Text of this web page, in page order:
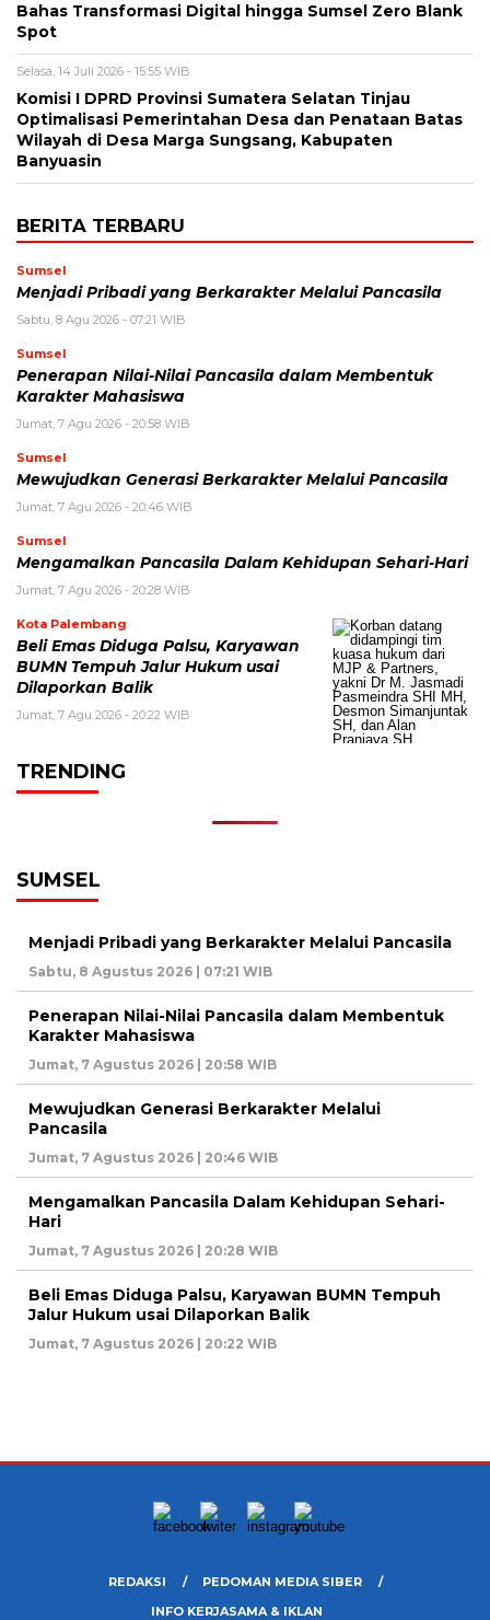
Bahas Transformasi Digital hingga Sumsel Zero Blank
Spot
Selasa, 14 Juli 2026 - 15:55 WIB
Komisi I DPRD Provinsi Sumatera Selatan Tinjau
Optimalisasi Pemerintahan Desa dan Penataan Batas
Wilayah di Desa Marga Sungsang, Kabupaten
Banyuasin
BERITA TERBARU
Sumsel
Menjadi Pribadi yang Berkarakter Melalui Pancasila
Sabtu, 8 Agu 2026 - 07:21 WIB
Sumsel
Penerapan Nilai-Nilai Pancasila dalam Membentuk
Karakter Mahasiswa
Jumat, 7 Agu 2026 - 20:58 WIB
Sumsel
Mewujudkan Generasi Berkarakter Melalui Pancasila
Jumat, 7 Agu 2026 - 20:46 WIB
Sumsel
Mengamalkan Pancasila Dalam Kehidupan Sehari-Hari
Jumat, 7 Agu 2026 - 20:28 WIB
Kota Palembang
Beli Emas Diduga Palsu, Karyawan
BUMN Tempuh Jalur Hukum usai
Dilaporkan Balik
Jumat, 7 Agu 2026 - 20:22 WIB
TRENDING
SUMSEL
Menjadi Pribadi yang Berkarakter Melalui Pancasila
Sabtu, 8 Agustus 2026 | 07:21 WIB
Penerapan Nilai-Nilai Pancasila dalam Membentuk
Karakter Mahasiswa
Jumat, 7 Agustus 2026 | 20:58 WIB
Mewujudkan Generasi Berkarakter Melalui
Pancasila
Jumat, 7 Agustus 2026 | 20:46 WIB
Mengamalkan Pancasila Dalam Kehidupan Sehari-
Hari
Jumat, 7 Agustus 2026 | 20:28 WIB
Beli Emas Diduga Palsu, Karyawan BUMN Tempuh
Jalur Hukum usai Dilaporkan Balik
Jumat, 7 Agustus 2026 | 20:22 WIB
REDAKSI
PEDOMAN MEDIA SIBER
INFO KERJASAMA & IKLAN